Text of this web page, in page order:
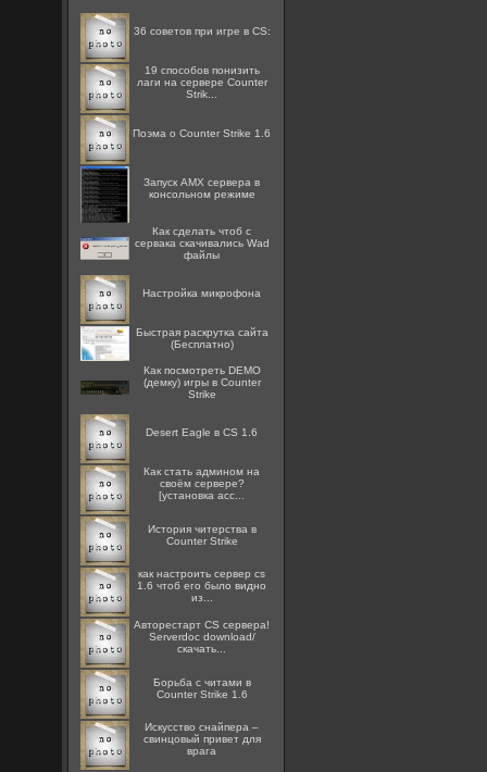
36 советов при игре в CS:
19 способов понизить
лаги на сервере Counter
Strik...
Поэма о Counter Strike 1.6
Запуск AMX сервера в
консольном режиме
Как сделать чтоб с
сервака скачивались Wad
файлы
Настройка микрофона
Быстрая раскрутка сайта
(Бесплатно)
Как посмотреть DEMO
(демку) игры в Counter
Strike
Desert Eagle в CS 1.6
Как стать админом на
своём сервере?
[установка acc...
История читерства в
Counter Strike
как настроить сервер cs
1.6 чтоб его было видно
из...
Авторестарт CS сервера!
Serverdoc download/
скачать...
Борьба с читами в
Counter Strike 1.6
Искусство снайпера –
свинцовый привет для
врага